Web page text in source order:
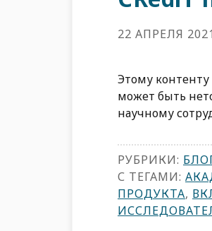
22 АПРЕЛЯ 2021
Этому
может быть
научному
РУБРИКИ:
С ТЕГАМИ:
ПРОДУКТА,